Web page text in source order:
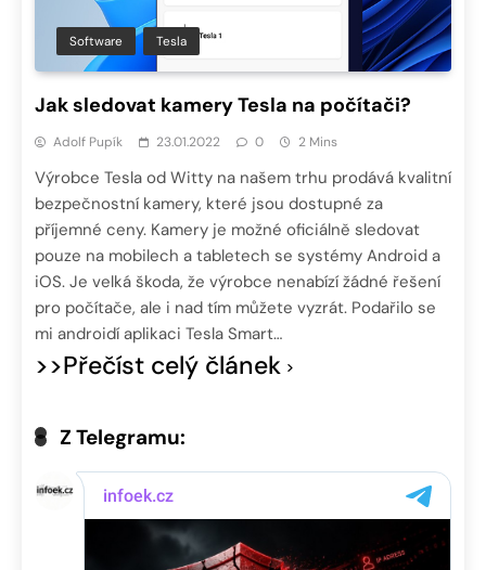
Software Tesla
Jak sledovat kamery Tesla na počítači?
Adolf Pupík 23.01.2022 0 2 Mins
Výrobce Tesla od Witty na našem trhu prodává kvalitní
bezpečnostní kamery, které jsou dostupné za
příjemné ceny. Kamery je možné oficiálně sledovat
pouze na mobilech a tabletech se systémy Android a
iOS. Je velká škoda, že výrobce nenabízí žádné řešení
pro počítače, ale i nad tím můžete vyzrát. Podařilo se
mi androidí aplikaci Tesla Smart…
>>Přečíst celý článek
Z Telegramu: